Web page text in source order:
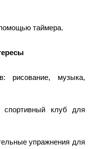
таймера.
рисование, музыка,
клуб для
упражнения для